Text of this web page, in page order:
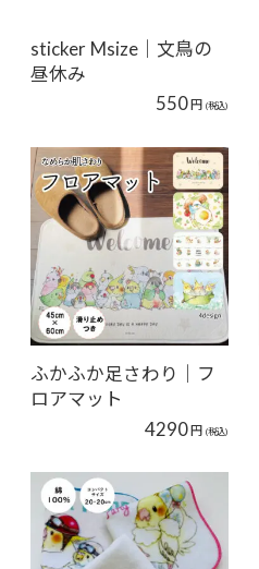
sticker Msize｜文鳥の
昼休み
550円 (税込)
ふかふか足さわり｜フ
ロアマット
4290円 (税込)